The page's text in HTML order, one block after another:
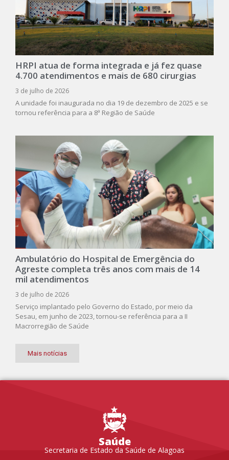
HRPI atua de forma integrada e já fez quase
4.700 atendimentos e mais de 680 cirurgias
3 de julho de 2026
A unidade foi inaugurada no dia 19 de dezembro de 2025 e se
tornou referência para a 8ª Região de Saúde
Ambulatório do Hospital de Emergência do
Agreste completa três anos com mais de 14
mil atendimentos
3 de julho de 2026
Serviço implantado pelo Governo do Estado, por meio da
Sesau, em junho de 2023, tornou-se referência para a II
Macrorregião de Saúde
Mais notícias
Saúde
Secretaria de Estado da Saúde de Alagoas